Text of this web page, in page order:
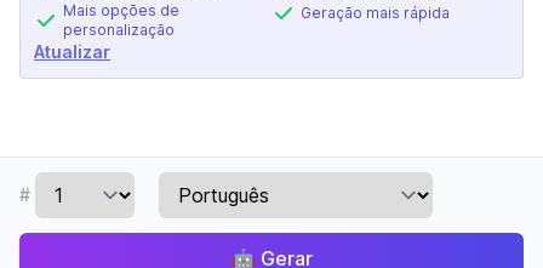
Mais opções de
personalização
Geração mais rápida
Atualizar
#
🤖 Gerar